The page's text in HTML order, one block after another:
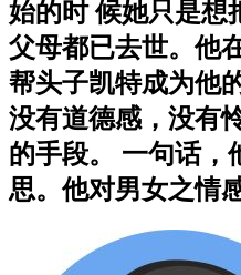
始的时 候她只是想
父母都已去世。他
帮头子凯特成为他
没有道德感，没有
的手段。 一句话，
思。他对男女之情